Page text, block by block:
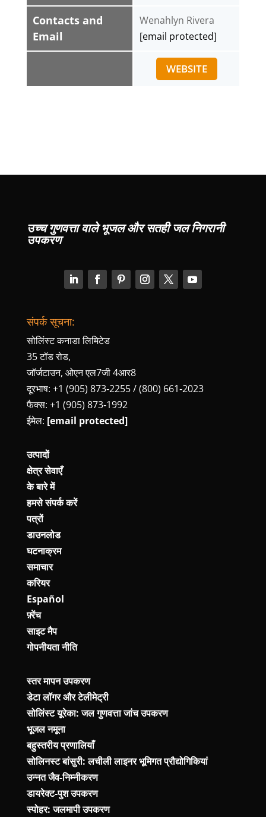
Contacts and
Email
Wenahlyn Rivera
[email protected]
WEBSITE
उच्च गुणवत्ता वाले भूजल और सतही जल निगरानी
उपकरण
संपर्क सूचना:
सोलिंस्ट कनाडा लिमिटेड
35 टॉड रोड,
जॉर्जटाउन, ओएन एल7जी 4आर8
दूरभाष: +1 (905) 873‑2255 / (800) 661‑2023
फैक्स: +1 (905) 873‑1992
ईमेल: [email protected]
उत्पादों
क्षेत्र सेवाएँ
के बारे में
हमसे संपर्क करें
पत्रों
डाउनलोड
घटनाक्रम
समाचार
करियर
Español
फ़्रेंच
साइट मैप
गोपनीयता नीति
स्तर मापन उपकरण
डेटा लॉगर और टेलीमेट्री
सोलिंस्ट यूरेका: जल गुणवत्ता जांच उपकरण
भूजल नमूना
बहुस्तरीय प्रणालियाँ
सोलिनस्ट बांसुरी: लचीली लाइनर भूमिगत प्रौद्योगिकियां
उन्नत जैव-निम्नीकरण
डायरेक्ट-पुश उपकरण
स्पोहर: जलमापी उपकरण